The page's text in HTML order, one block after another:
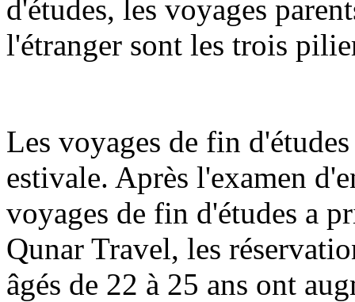
d'études, les voyages
l'étranger sont les trois
Les voyages de fin
estivale. Après l'examen
voyages de fin d'études a
Qunar Travel, les
âgés de 22 à 25 ans ont